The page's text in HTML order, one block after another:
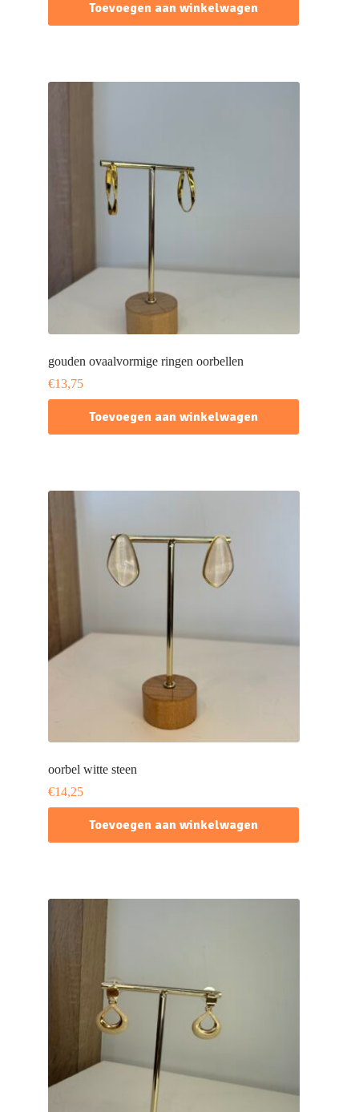
Toevoegen aan winkelwagen
gouden ovaalvormige ringen oorbellen
€13,75
Toevoegen aan winkelwagen
oorbel witte steen
€14,25
Toevoegen aan winkelwagen